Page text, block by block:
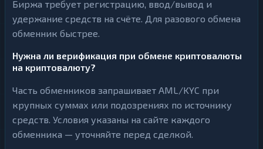
Биржа требует регистрацию, ввод/вывод и
удержание средств на счёте. Для разового обмена
обменник быстрее.
Нужна ли верификация при обмене криптовалюты
на криптовалюту?
Часть обменников запрашивает AML/KYC при
крупных суммах или подозрениях по источнику
средств. Условия указаны на сайте каждого
обменника — уточняйте перед сделкой.